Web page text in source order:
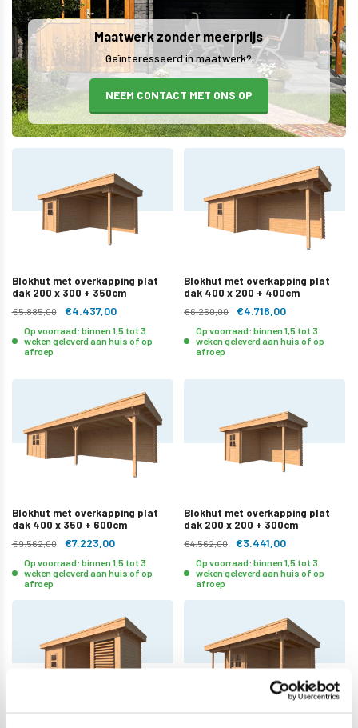
Maatwerk zonder meerprijs
Geïnteresseerd in maatwerk?
NEEM CONTACT MET ONS OP
Blokhut met overkapping plat
dak 200 x 300 + 350cm
€5.885,00 €4.437,00
Op voorraad: binnen 1,5 tot 3
weken geleverd aan huis of op
afroep
Blokhut met overkapping plat
dak 400 x 200 + 400cm
€6.260,00 €4.718,00
Op voorraad: binnen 1,5 tot 3
weken geleverd aan huis of op
afroep
Blokhut met overkapping plat
dak 400 x 350 + 600cm
€9.562,00 €7.223,00
Op voorraad: binnen 1,5 tot 3
weken geleverd aan huis of op
afroep
Blokhut met overkapping plat
dak 200 x 200 + 300cm
€4.562,00 €3.441,00
Op voorraad: binnen 1,5 tot 3
weken geleverd aan huis of op
afroep